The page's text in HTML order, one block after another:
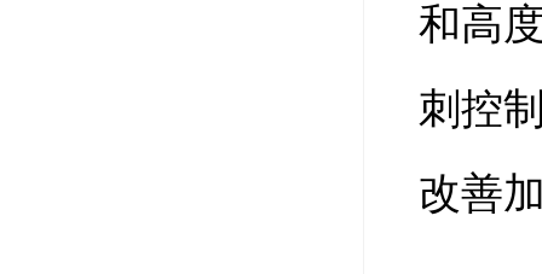
和高
刺控
改善